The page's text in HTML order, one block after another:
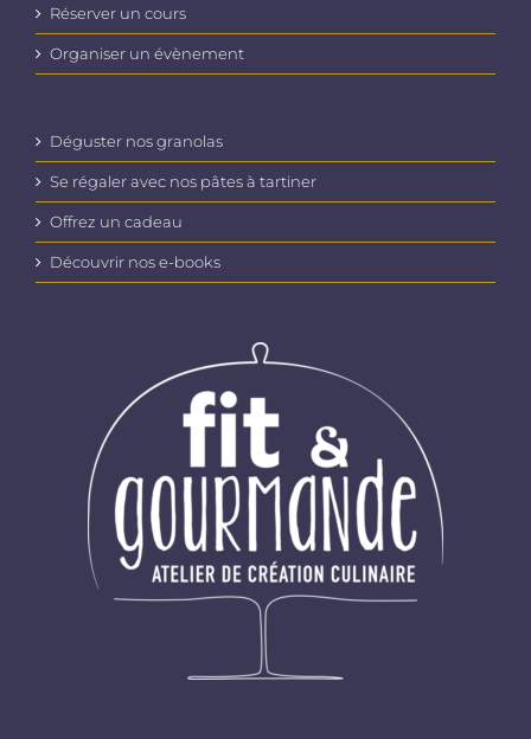
Réserver un cours
Organiser un évènement
Déguster nos granolas
Se régaler avec nos pâtes à tartiner
Offrez un cadeau
Découvrir nos e-books